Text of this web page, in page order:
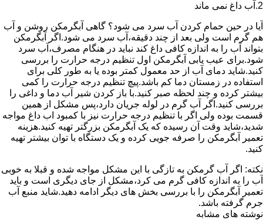
2.آب داغ نمی ماند
آیا در حین حمام کردن آب سرد می شود؟ گاهی آبگرمکن روشن و آب
هم گرم است ولی بعد از چند دقیقه،آب سرد می شود.اگر آبگرمکن
بتواند آب را به اندازه کافی داغ کند نباید در هنگام مصرف،آب سرد
شود.برای عیب یابی آبگرمکن اول تنظیم درجه حرارت را بررسی
کنید.شاید دمای آب از حد معمول کمتر بوده یا به طور کلی برای
استفاده در زمستان دما کم باشد.پیچ تنظیم درجه حرارت را کمی
بیشتر کرده و چند لحظه صبر کنید.با باز کردن شیر آب دما و داغی را
بررسی کنید.اگر آب گرم در لوله جریان دارد،پس مشکل از همین
قسمت بوده ولی اگر با تنظیم درجه حرارت نیز با کمبود اب داغ مواجه
شدید،شاید وقت آن رسیده که یک آبگرمکن بزرگتر تهیه کنید.هزینه
تعمیر آبگرمکن را صرفه جویی کرده و یک دستگاه با توان بیشتر تهیه
کنید.
نکته: اگر آب گرمکن به تازگی با این مشکل مواجه شده و قبلا به خوبی
آب را به اندازه کافی گرم می کرد،مشکل از جای دیگری است و باید
تعمیر آبگرمکن را با بررسی بخش های دیگر ادامه دهید.شاید منبع آب
جرم گرفته باشد.
نوشته های مشابه